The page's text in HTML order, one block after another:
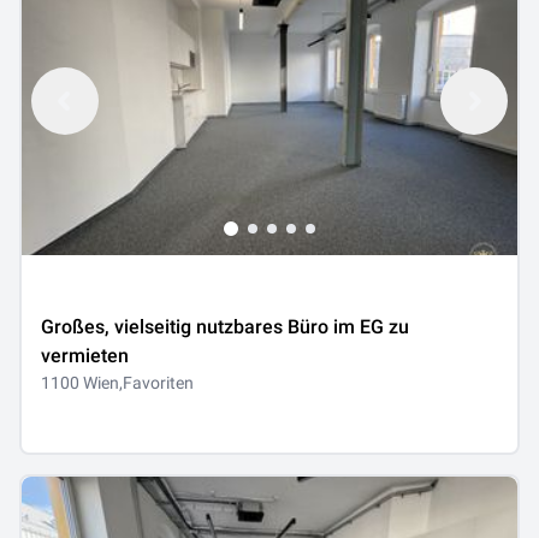
Großes, vielseitig nutzbares Büro im EG zu
vermieten
1100 Wien,Favoriten